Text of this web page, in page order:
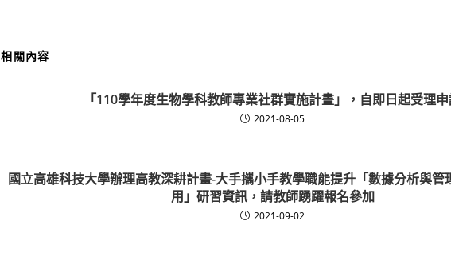
相關內容
「110學年度生物學科教師專業社群實施計畫」，自即日起受理
2021-08-05
國立高雄科技大學辦理高教深耕計畫-大手攜小手教學職能提升「數據分析與
用」研習資訊，請教師踴躍報名參加
2021-09-02